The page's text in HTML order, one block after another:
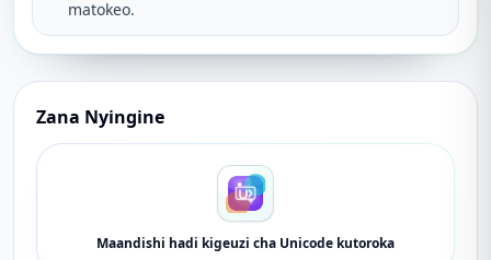
matokeo.
Zana Nyingine
Maandishi hadi kigeuzi cha Unicode kutoroka